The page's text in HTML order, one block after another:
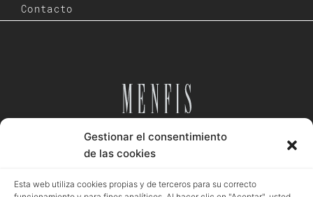
Gestionar el consentimiento
de las cookies
Esta web utiliza cookies propias y de terceros para su correcto
Contacto
Desde 1984